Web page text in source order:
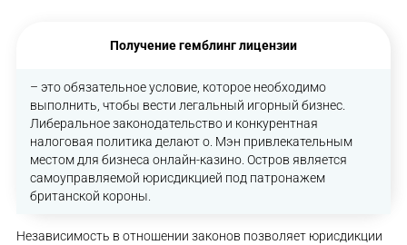
Получение гемблинг лицензии
– это обязательное условие, которое необходимо
выполнить, чтобы вести легальный игорный бизнес.
Либеральное законодательство и конкурентная
налоговая политика делают о. Мэн привлекательным
местом для бизнеса онлайн-казино. Остров является
самоуправляемой юрисдикцией под патронажем
британской короны.
Независимость в отношении законов позволяет юрисдикции